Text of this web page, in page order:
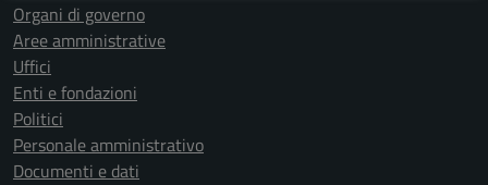
Organi di governo
Aree amministrative
Uffici
Enti e fondazioni
Politici
Personale amministrativo
Documenti e dati